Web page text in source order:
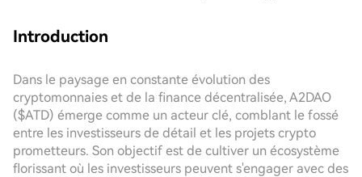
Introduction
Dans le paysage en constante évolution des
cryptomonnaies et de la finance décentralisée, A2DAO
($ATD) émerge comme un acteur clé, comblant le fossé
entre les investisseurs de détail et les projets crypto
prometteurs. Son objectif est de cultiver un écosystème
florissant où les investisseurs peuvent s'engager avec des